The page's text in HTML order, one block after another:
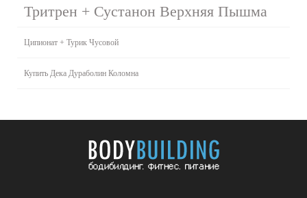
Тритрен + Сустанон Верхняя Пышма
Ципионат + Турик Чусовой
Купить Дека Дураболин Коломна